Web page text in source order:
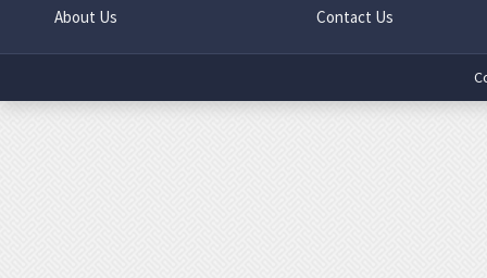
About Us Contact Us